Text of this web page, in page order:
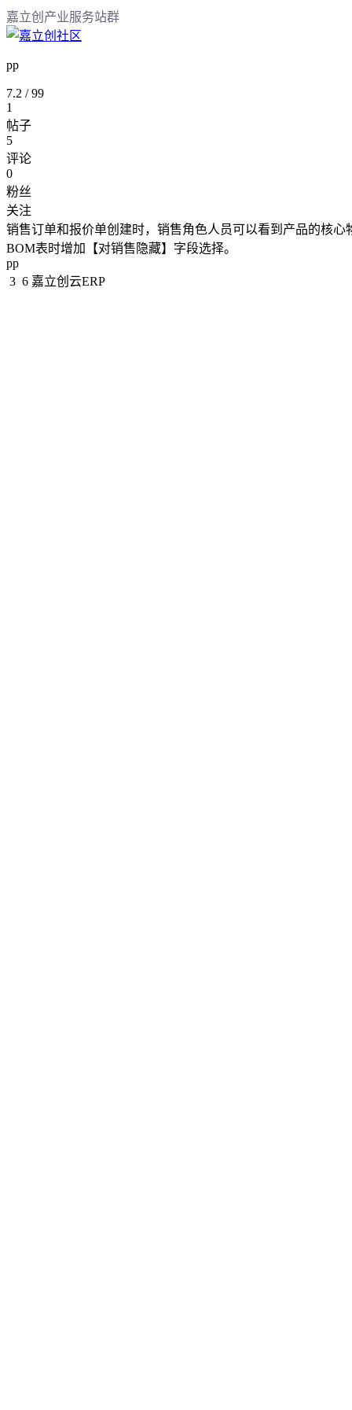
嘉立创产业服务站群
pp
7.2 /99
1
帖子
5
评论
0
粉丝
关注
销售订单和报价单创建时，销售角色人员可以看到产品的核
BOM表时增加【对销售隐藏】字段选择。
pp
3 6 嘉立创云ERP